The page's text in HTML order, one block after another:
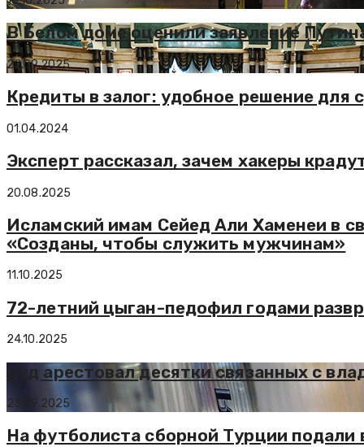
В Белом доме оценили заявление
22.09.2025
Кредиты в залог: удобное решение для
01.04.2024
Эксперт рассказал, зачем хакеры
20.08.2025
Исламский имам Сейед Али Хаменеи в
«Созданы, чтобы служить мужчинам»
11.10.2025
72-летний цыган-педофил годами
24.10.2025
Суд арестовал десятки связанных c
23.09.2025
На футболиста сборной Турции подали